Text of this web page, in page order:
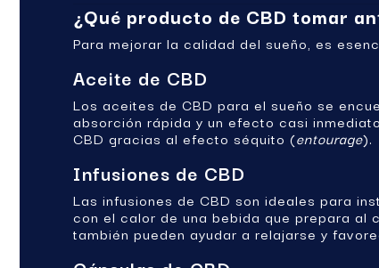
¿Qué producto de CBD tomar
Para mejorar la calidad del sueño, es
Aceite de CBD
Los aceites de CBD para el sueño se
absorción rápida y un efecto casi
CBD gracias al efecto séquito (entourage).
Infusiones de CBD
Las infusiones de CBD son ideales para
con el calor de una bebida que prepara al
también pueden ayudar a relajarse y